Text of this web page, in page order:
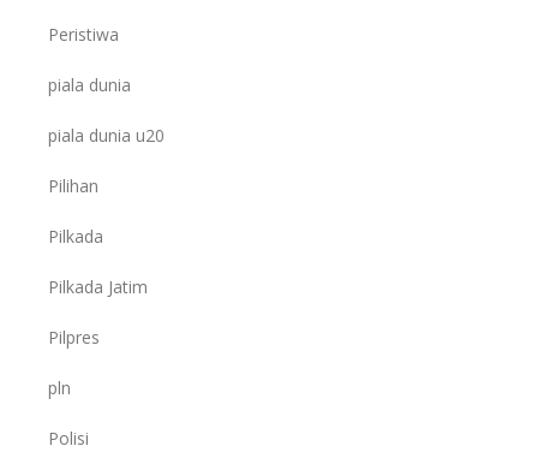
Peristiwa
piala dunia
piala dunia u20
Pilihan
Pilkada
Pilkada Jatim
Pilpres
pln
Polisi